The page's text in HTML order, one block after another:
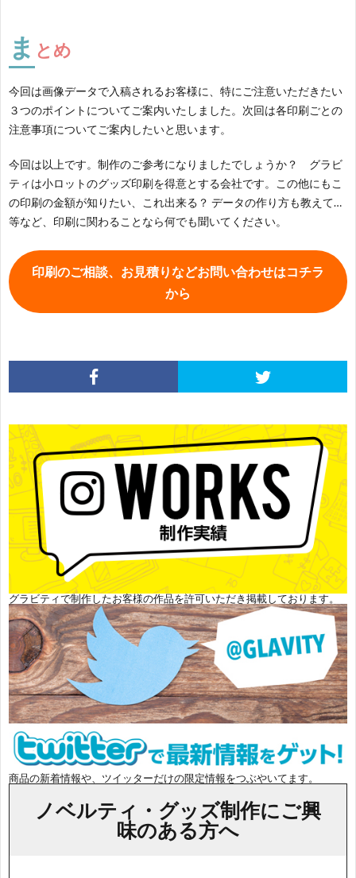
ま とめ
今回は画像データで入稿されるお客様に、特にご注意いただきたい
３つのポイントについてご案内いたしました。次回は各印刷ごとの
注意事項についてご案内したいと思います。
今回は以上です。制作のご参考になりましたでしょうか？ グラビ
ティは小ロットのグッズ印刷を得意とする会社です。この他にもこ
の印刷の金額が知りたい、これ出来る？ データの作り方も教えて…
等など、印刷に関わることなら何でも聞いてください。
印刷のご相談、お見積りなどお問い合わせはコチラ
から
グラビティで制作したお客様の作品を許可いただき掲載しております。
商品の新着情報や、ツイッターだけの限定情報をつぶやいてます。
ノベルティ・グッズ制作にご興
味のある方へ